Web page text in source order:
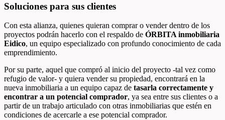
Soluciones para sus clientes
Con esta alianza, quienes quieran comprar o vender dentro de los
proyectos podrán hacerlo con el respaldo de ÓRBITA inmobiliaria
Eidico, un equipo especializado con profundo conocimiento de cada
emprendimiento.
Por su parte, aquel que compró al inicio del proyecto -tal vez como
refugio de valor- y quiera vender su propiedad, encontrará en la
nueva inmobiliaria a un equipo capaz de tasarla correctamente y
encontrar a un potencial comprador, ya sea entre sus clientes o a
partir de un trabajo articulado con otras inmobiliarias que estén en
condiciones de acercarle a ese potencial comprador.